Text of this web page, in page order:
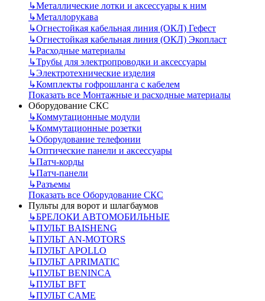
↳Металлические лотки и аксессуары к ним
↳Металлорукава
↳Огнестойкая кабельная линия (ОКЛ) Гефест
↳Огнестойкая кабельная линия (ОКЛ) Экопласт
↳Расходные материалы
↳Трубы для электропроводки и аксессуары
↳Электротехнические изделия
↳Комплекты гофрошланга с кабелем
Показать все Монтажные и расходные материалы
Оборудование СКС
↳Коммутационные модули
↳Коммутационные розетки
↳Оборудование телефонии
↳Оптические панели и аксессуары
↳Патч-корды
↳Патч-панели
↳Разъемы
Показать все Оборудование СКС
Пульты для ворот и шлагбаумов
↳БРЕЛОКИ АВТОМОБИЛЬНЫЕ
↳ПУЛЬТ BAISHENG
↳ПУЛЬТ AN-MOTORS
↳ПУЛЬТ APOLLO
↳ПУЛЬТ APRIMATIC
↳ПУЛЬТ BENINCA
↳ПУЛЬТ BFT
↳ПУЛЬТ CAME